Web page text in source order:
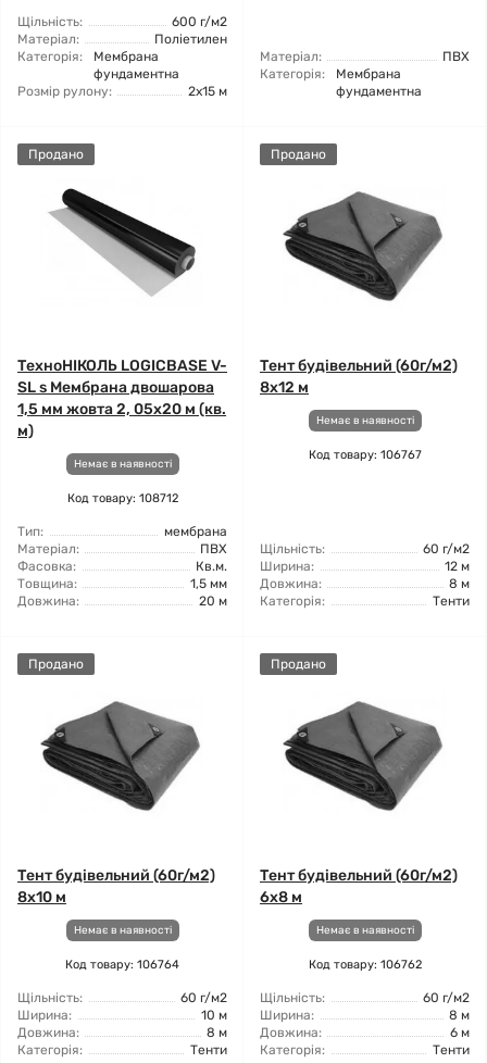
Щільність:
600 г/м2
Матеріал:
Поліетилен
Категорія:
Мембрана
фундаментна
Розмір рулону:
2x15 м
Матеріал:
ПВХ
Категорія:
Мембрана
фундаментна
Продано
ТехноНІКОЛЬ LOGICBASE V-
SL s Мембрана двошарова
1,5 мм жовта 2, 05x20 м (кв.
м)
Немає в наявності
Код товару: 108712
Тип:
мембрана
Матеріал:
ПВХ
Фасовка:
Кв.м.
Товщина:
1,5 мм
Довжина:
20 м
Продано
Тент будівельний (60г/м2)
8x12 м
Немає в наявності
Код товару: 106767
Щільність:
60 г/м2
Ширина:
12 м
Довжина:
8 м
Категорія:
Тенти
Продано
Тент будівельний (60г/м2)
8x10 м
Немає в наявності
Код товару: 106764
Щільність:
60 г/м2
Ширина:
10 м
Довжина:
8 м
Категорія:
Тенти
Продано
Тент будівельний (60г/м2)
6x8 м
Немає в наявності
Код товару: 106762
Щільність:
60 г/м2
Ширина:
8 м
Довжина:
6 м
Категорія:
Тенти